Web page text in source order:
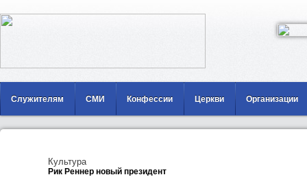
Служителям СМИ Конфессии Церкви Организации
Культура
Рик Реннер новый президент